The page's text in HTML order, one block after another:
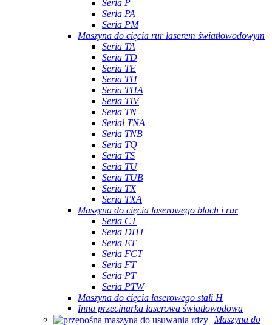
Seria P
Seria PA
Seria PM
Maszyna do cięcia rur laserem światłowodowym
Seria TA
Seria TD
Seria TE
Seria TH
Seria THA
Seria TIV
Seria TN
Serial TNA
Seria TNB
Seria TQ
Seria TS
Seria TU
Seria TUB
Seria TX
Seria TXA
Maszyna do cięcia laserowego blach i rur
Seria CT
Seria DHT
Seria ET
Seria FCT
Seria FT
Seria PT
Seria PTW
Maszyna do cięcia laserowego stali H
Inna przecinarka laserowa światłowodowa
Maszyna do